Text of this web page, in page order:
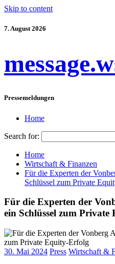
Skip to content
7. August 2026
Pressemeldungen
Home
Search for:
Home
Wirtschaft & Finanzen
Für die Experten der
Schlüssel zum Private
Für die Experten der
ein Schlüssel zum
30. Mai 2024 Press Wirtschaft &